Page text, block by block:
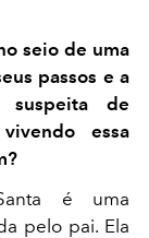
seio de uma
passos e a
suspeita de
essa
é uma
pelo pai. Ela